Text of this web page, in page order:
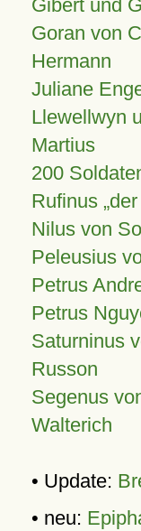
Gibert und
Goran von
Hermann
Juliane
Llewellwyn
Martius
200
Rufinus
Nilus von
Peleusius
Petrus
Petrus
Saturninus
Russon
Segenus
Walterich
• Update:
• neu: